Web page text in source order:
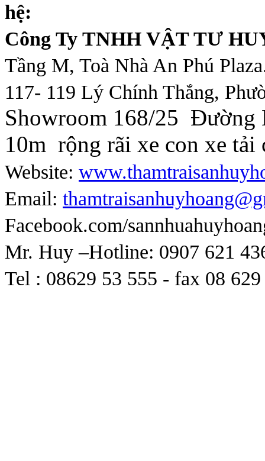
hệ:
Công Ty TNHH VẬT TƯ
Tầng M, Toà Nhà An Phú
117- 119 Lý Chính Thắng,
Showroom 168/25 Đường
10m rộng rãi xe con xe tải
Website:
Email:
Facebook.com/
Mr. Huy –Hotline: 0907 621
Tel : 08629 53 555 - fax 08 629